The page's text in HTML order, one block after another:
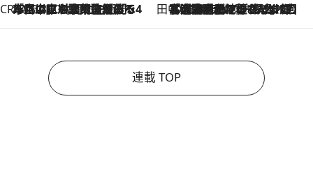
CREA'S CHOICE
2026.8.7
「立川にも歌舞伎があるんだよ」 片岡仁左衛門・市川中車ら豪華座組みで4年目の立川立飛歌舞伎へ 田中稲の勝手に再ブーム
2026.8.7
「湘南乃風に憧れて」観客大盛上がりの“タオル回し”に、ラッパー顔負けの高速歌唱まで…さだまさし（74）のアグレッシブすぎる現在地
連載 TOP